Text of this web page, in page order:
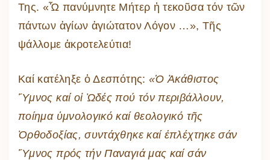
Της. «Ὦ πανύμνητε Μήτερ ἡ τεκοῦσα τόν τῶν
πάντων ἁγίων ἁγιώτατον Λόγον …», Τῆς
ψάλλομε ἀκροτελεύτια!
Καί κατέληξε ὁ Δεσπότης: «Ὁ Ἀκάθιστος
Ὕμνος καί οἱ Ὠδές πού τόν περιβάλλουν,
ποίημα ὑμνολογικό καί θεολογικό τῆς
Ὀρθοδοξίας, συντάχθηκε καί ἐπλέχτηκε σάν
Ὕμνος πρός τήν Παναγιά μας καί σάν